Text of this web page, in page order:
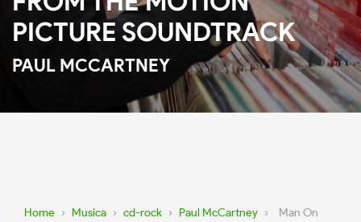
PICTURE SOUNDTRACK
PAUL MCCARTNEY
Home › Musica › cd-rock › Paul McCartney ›
Man On